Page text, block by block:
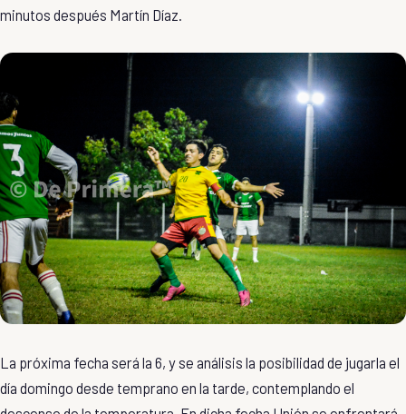
minutos después Martín Díaz.
La próxima fecha será la 6, y se análisis la posibilidad de jugarla el
día domingo desde temprano en la tarde, contemplando el